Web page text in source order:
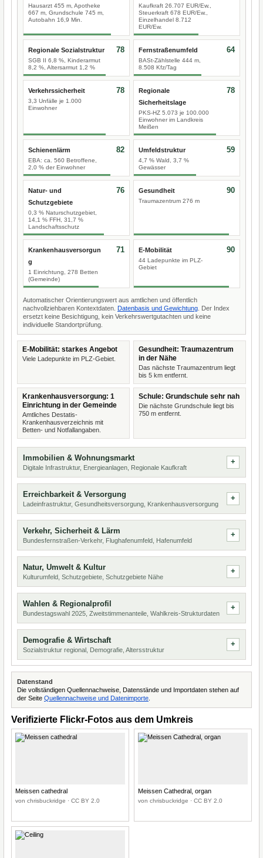
Hausarzt 455 m, Apotheke
667 m, Grundschule 745 m,
Autobahn 16,9 Min.
Kaufkraft 26.707 EUR/Ew.,
Steuerkraft 678 EUR/Ew.,
Einzelhandel 8.712
EUR/Ew.
Regionale Sozialstruktur
SGB II 6,8 %, Kinderarmut
8,2 %, Altersarmut 1,2 %
78 Fernstraßenumfeld
BASt-Zählstelle 444 m,
8.508 Kfz/Tag
64
Verkehrssicherheit
3,3 Unfälle je 1.000
Einwohner
78
Regionale
Sicherheitslage
PKS-HZ 5.073 je 100.000
Einwohner im Landkreis
Meißen
78
Schienenlärm
EBA: ca. 560 Betroffene,
2,0 % der Einwohner
82 Umfeldstruktur
4,7 % Wald, 3,7 %
Gewässer
59
Natur- und
Schutzgebiete
0,3 % Naturschutzgebiet,
14,1 % FFH, 31,7 %
Landschaftsschutz
76 Gesundheit
Traumazentrum 276 m
90
Krankenhausversorgun
g
1 Einrichtung, 278 Betten
(Gemeinde)
71 E-Mobilität
44 Ladepunkte im PLZ-
Gebiet
90
Automatischer Orientierungswert aus amtlichen und öffentlich
nachvollziehbaren Kontextdaten. Datenbasis und Gewichtung . Der Index
ersetzt keine Besichtigung, kein Verkehrswertgutachten und keine
individuelle Standortprüfung.
E-Mobilität: starkes Angebot
Viele Ladepunkte im PLZ-Gebiet.
Gesundheit: Traumazentrum
in der Nähe
Das nächste Traumazentrum liegt
bis 5 km entfernt.
Krankenhausversorgung: 1
Einrichtung in der Gemeinde
Amtliches Destatis-
Krankenhausverzeichnis mit
Betten- und Notfallangaben.
Schule: Grundschule sehr nah
Die nächste Grundschule liegt bis
750 m entfernt.
Immobilien & Wohnungsmarkt
Digitale Infrastruktur, Energieanlagen, Regionale Kaufkraft
Erreichbarkeit & Versorgung
Ladeinfrastruktur, Gesundheitsversorgung, Krankenhausversorgung
Verkehr, Sicherheit & Lärm
Bundesfernstraßen-Verkehr, Flughafenumfeld, Hafenumfeld
Natur, Umwelt & Kultur
Kulturumfeld, Schutzgebiete, Schutzgebiete Nähe
Wahlen & Regionalprofil
Bundestagswahl 2025, Zweitstimmenanteile, Wahlkreis-Strukturdaten
Demografie & Wirtschaft
Sozialstruktur regional, Demografie, Altersstruktur
Datenstand
Die vollständigen Quellennachweise, Datenstände und Importdaten stehen auf
der Seite Quellennachweise und Datenimporte
Verifizierte Flickr-Fotos aus dem Umkreis
Meissen cathedral
von chrisbuckridge · CC BY 2.0
Meissen Cathedral, organ
von chrisbuckridge · CC BY 2.0